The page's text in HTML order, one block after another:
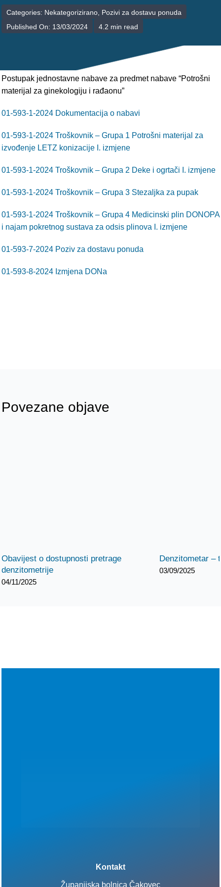
POLIKLINIKE
PALIJATIVNA SKRB
RAVNATELJSTVO
Categories: Nekategorizirano, Pozivi za dostavu ponuda
Published On: 13/03/2024
4.2 min read
Postupak jednostavne nabave za predmet nabave “Potrošni
materijal za ginekologiju i rađaonu”
01-593-1-2024 Dokumentacija o nabavi
01-593-1-2024 Troškovnik – Grupa 1 Potrošni materijal za
izvođenje LETZ konizacije I. izmjene
01-593-1-2024 Troškovnik – Grupa 2 Deke i ogrtači I. izmjene
01-593-1-2024 Troškovnik – Grupa 3 Stezaljka za pupak
01-593-1-2024 Troškovnik – Grupa 4 Medicinski plin DONOPA
i najam pokretnog sustava za odsis plinova I. izmjene
01-593-7-2024 Poziv za dostavu ponuda
01-593-8-2024 Izmjena DONa
Povezane objave
Obavijest o dostupnosti pretrage
denzitometrije
04/11/2025
Denzitometar –
03/09/2025
Kontakt
Županijska bolnica Čakovec